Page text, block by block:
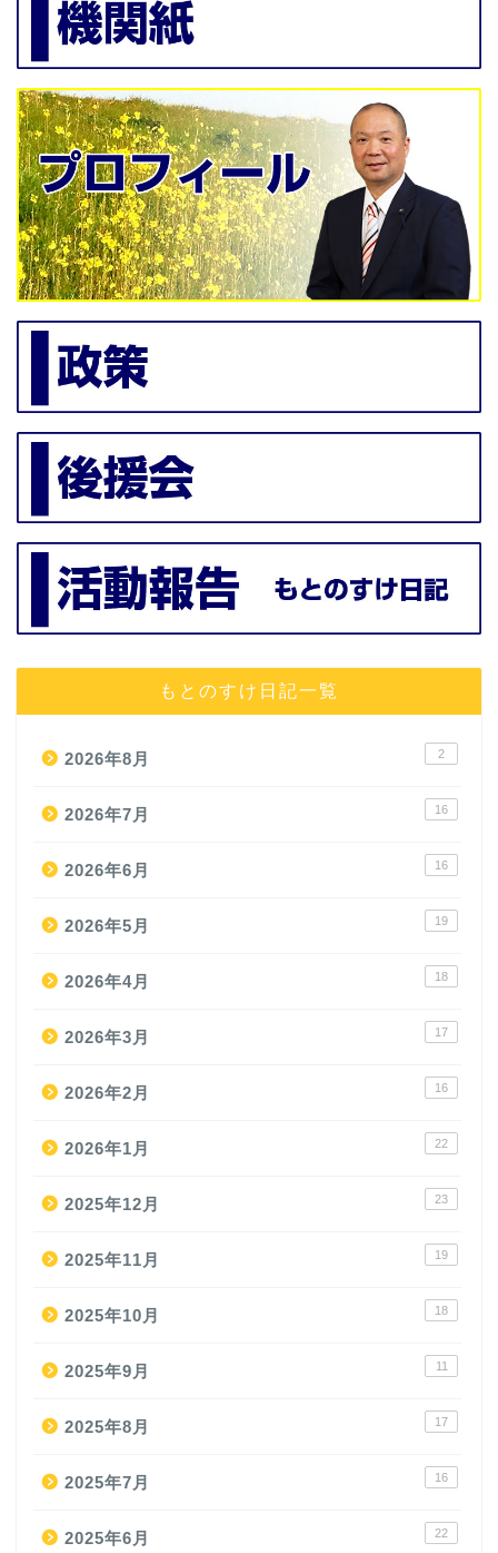
もとのすけ日記一覧
2026年8月 2
2026年7月 16
2026年6月 16
2026年5月 19
2026年4月 18
2026年3月 17
2026年2月 16
2026年1月 22
2025年12月 23
2025年11月 19
2025年10月 18
2025年9月 11
2025年8月 17
2025年7月 16
2025年6月 22